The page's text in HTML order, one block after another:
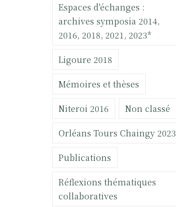
Espaces d'échanges :
archives symposia 2014,
2016, 2018, 2021, 2023*
Ligoure 2018
Mémoires et thèses
Niteroi 2016 Non classé
Orléans Tours Chaingy 2023
Publications
Réflexions thématiques
collaboratives